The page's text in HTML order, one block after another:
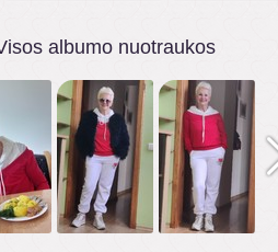
albumo nuotraukos